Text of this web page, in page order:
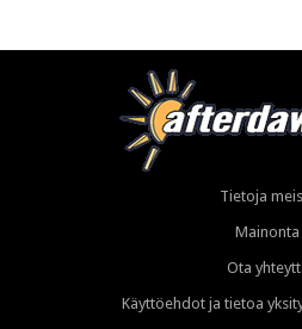
Tietoja
Mainonta
Ota
Käyttöehdot ja tietoa